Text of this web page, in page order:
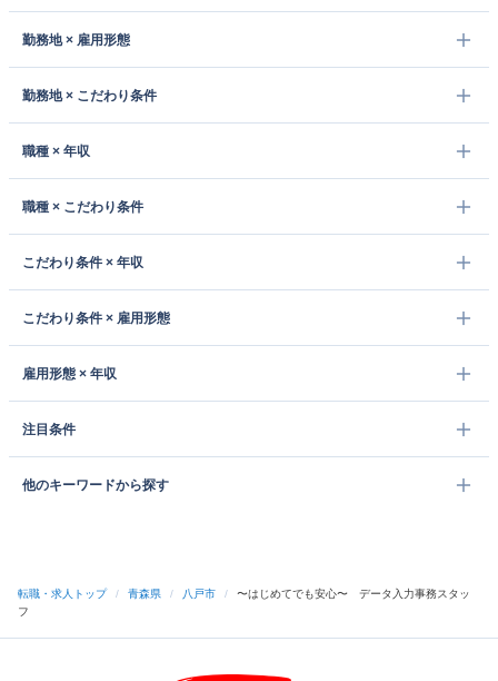
勤務地 × 雇用形態
勤務地 × こだわり条件
職種 × 年収
職種 × こだわり条件
こだわり条件 × 年収
こだわり条件 × 雇用形態
雇用形態 × 年収
注目条件
他のキーワードから探す
転職・求人トップ / 青森県 / 八戸市 /
〜はじめてでも安心〜 データ入力事務スタッ
フ